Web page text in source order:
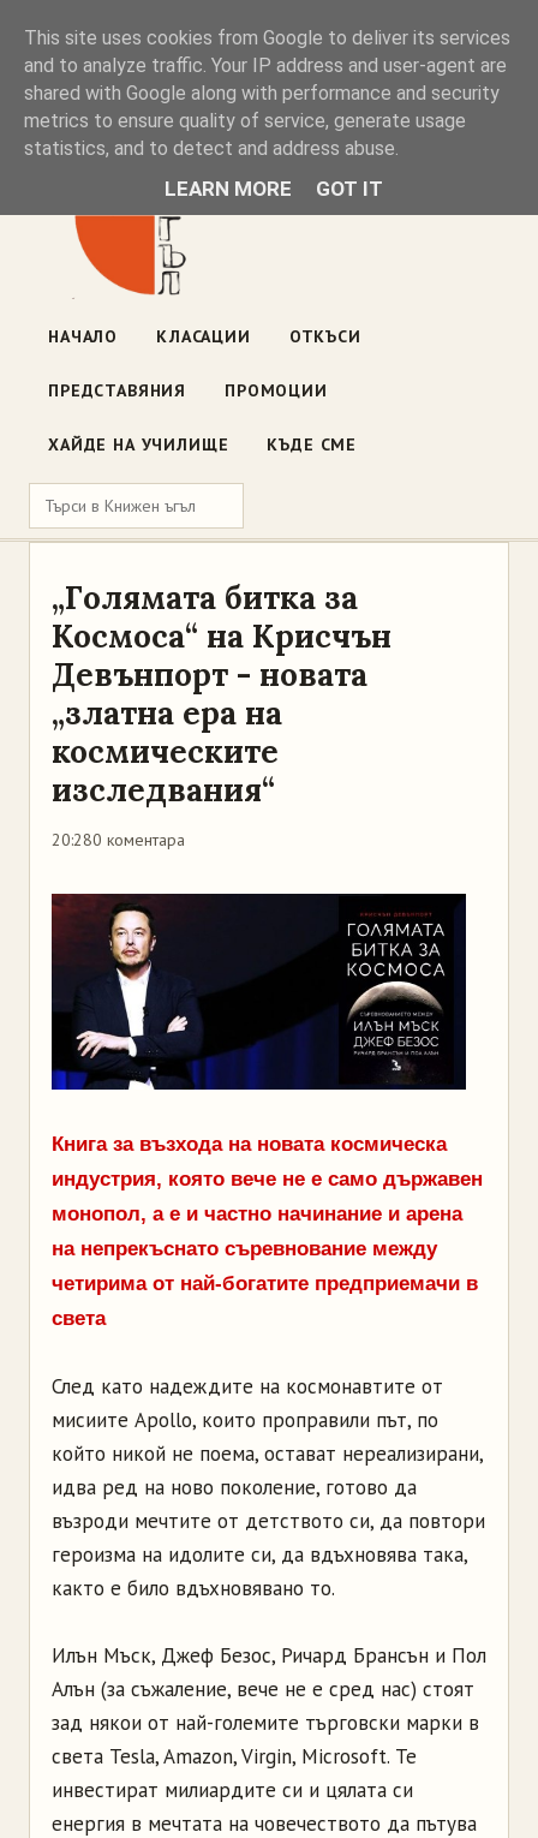
Книжен ъгъл
Блог на книжарницата — класации, откъси, нови книги
ул. „Оборище" 117, София· пон–пет 10:00–19:00 ·
НАЧАЛО КЛАСАЦИИ ОТКЪСИ
ПРЕДСТАВЯНИЯ ПРОМОЦИИ
ХАЙДЕ НА УЧИЛИЩЕ КЪДЕ СМЕ
„Голямата битка за
Космоса“ на Крисчън
Девънпорт - новата
„златна ера на
космическите
изследвания“
20:280 коментара
Книга за възхода на новата космическа
индустрия, която вече не е само държавен
монопол, а е и частно начинание и арена
на непрекъснато съревнование между
четирима от най-богатите предприемачи в
света
След като надеждите на космонавтите от
мисиите Apollo, които проправили път, по
който никой не поема, остават нереализирани,
идва ред на ново поколение, готово да
възроди мечтите от детството си, да повтори
героизма на идолите си, да вдъхновява така,
както е било вдъхновявано то.
Илън Мъск, Джеф Безос, Ричард Брансън и Пол
Алън (за съжаление, вече не е сред нас) стоят
зад някои от най-големите търговски марки в
света Tesla, Amazon, Virgin, Microsoft. Те
инвестират милиардите си и цялата си
енергия в мечтата на човечеството да пътува
This site uses cookies from Google to deliver its services
and to analyze traffic. Your IP address and user-agent are
shared with Google along with performance and security
metrics to ensure quality of service, generate usage
statistics, and to detect and address abuse.
LEARN MORE GOT IT